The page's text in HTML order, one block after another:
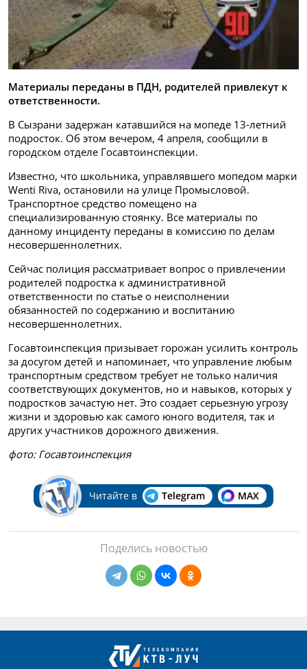
Материалы переданы в ПДН, родителей привлекут к
ответственности.
В Сызрани задержан катавшийся на мопеде 13‑летний
подросток. Об этом вечером, 4 апреля, сообщили в
городском отделе Госавтоинспекции.
Известно, что школьника, управлявшего мопедом марки
Wenti Riva, остановили на улице Промысловой.
Транспортное средство помещено на
специализированную стоянку. Все материалы по
данному инциденту переданы в комиссию по делам
несовершеннолетних.
Сейчас полиция рассматривает вопрос о привлечении
родителей подростка к административной
ответственности по статье о неисполнении
обязанностей по содержанию и воспитанию
несовершеннолетних.
Госавтоинспекция призывает горожан усилить контроль
за досугом детей и напоминает, что управление любым
транспортным средством требует не только наличия
соответствующих документов, но и навыков, которых у
подростков зачастую нет. Это создает серьезную угрозу
жизни и здоровью как самого юного водителя, так и
других участников дорожного движения.
фото: Госавтоинспекция
Читайте в Telegram MAX
Поделись новостью